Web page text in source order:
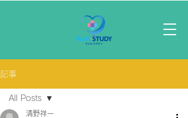
記事
All Posts
清野祥一